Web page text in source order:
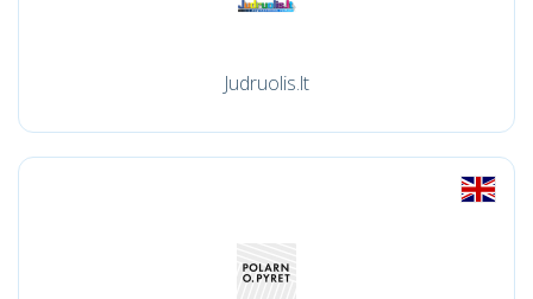
Judruolis.lt